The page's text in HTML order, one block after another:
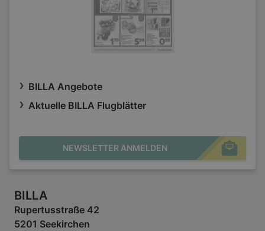
BILLA Angebote
Aktuelle BILLA Flugblätter
NEWSLETTER ANMELDEN
BILLA
Rupertusstraße 42
5201 Seekirchen